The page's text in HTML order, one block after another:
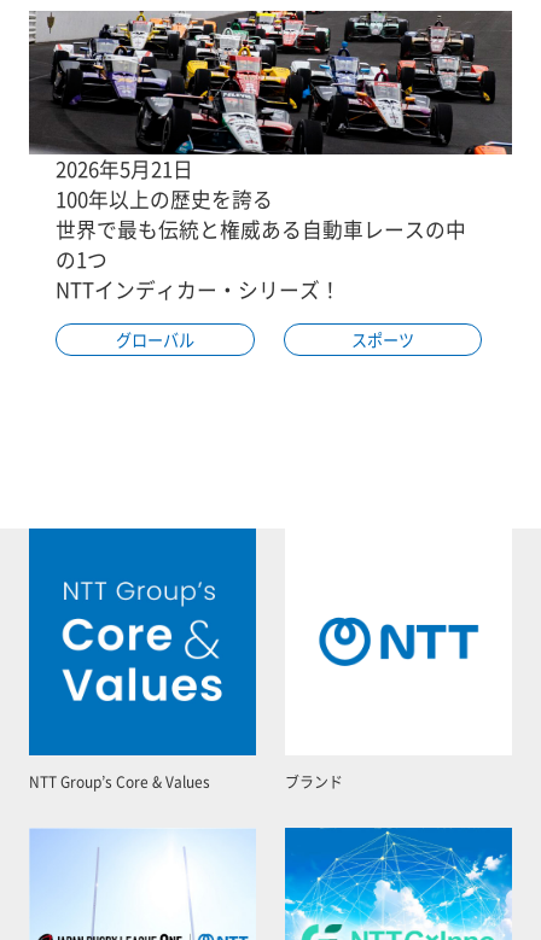
2026年5月21日
100年以上の歴史を誇る
世界で最も伝統と権威ある自動車レースの中
の1つ
NTTインディカー・シリーズ！
グローバル スポーツ
NTT Group’s Core & Values ブランド